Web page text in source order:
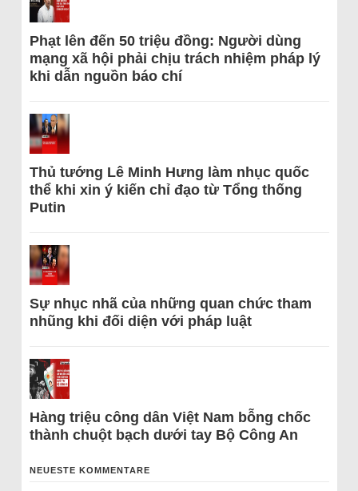
Phạt lên đến 50 triệu đồng: Người dùng
mạng xã hội phải chịu trách nhiệm pháp lý
khi dẫn nguồn báo chí
Thủ tướng Lê Minh Hưng làm nhục quốc
thể khi xin ý kiến chỉ đạo từ Tổng thống
Putin
Sự nhục nhã của những quan chức tham
nhũng khi đối diện với pháp luật
Hàng triệu công dân Việt Nam bỗng chốc
thành chuột bạch dưới tay Bộ Công An
NEUESTE KOMMENTARE